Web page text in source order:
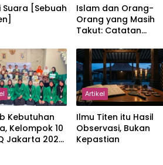
Suara [Sebuah
Islam dan Orang-
Orang yang Masih
Takut: Catatan
Kemajemukan, dan
Negara dalam
Pemikiran Masykuri
Abdillah
Kebutuhan
Kelompok 10
Jakarta 2026
Artikel
Ilmu Titen itu Hasil
Observasi, Bukan
Kepastian